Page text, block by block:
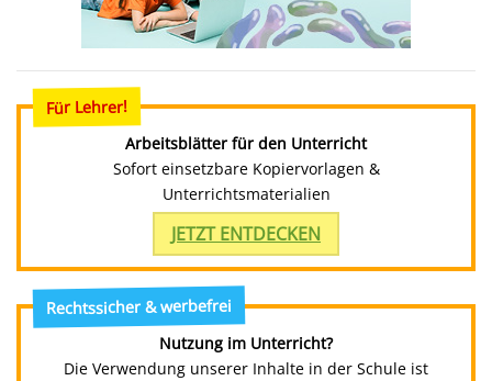
Für Lehrer!
Arbeitsblätter für den Unterricht
Sofort einsetzbare Kopiervorlagen &
Unterrichtsmaterialien
JETZT ENTDECKEN
Rechtssicher & werbefrei
Nutzung im Unterricht?
Die Verwendung unserer Inhalte in der Schule ist